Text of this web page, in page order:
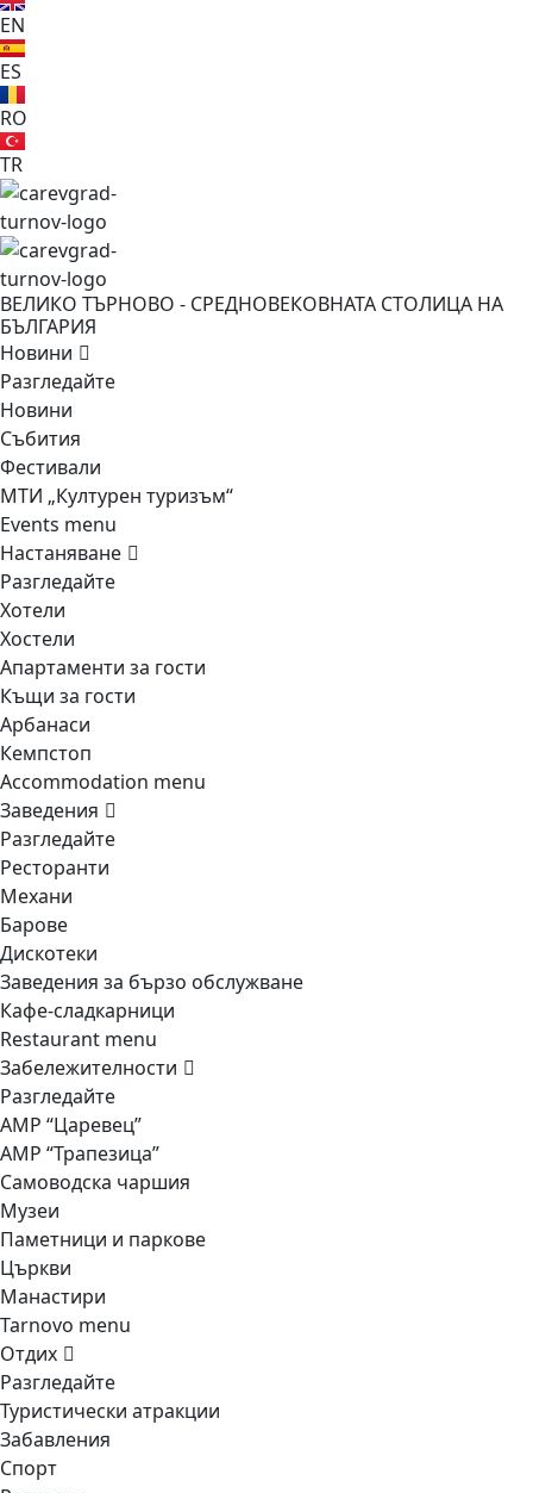
EN
ES
RO
TR
ВЕЛИКО ТЪРНОВО - СРЕДНОВЕКОВНАТА СТОЛИЦА НА
БЪЛГАРИЯ
Новини
Разгледайте
Новини
Събития
Фестивали
МТИ „Културен туризъм“
Events menu
Настаняване
Разгледайте
Хотели
Хостели
Апартаменти за гости
Къщи за гости
Арбанаси
Кемпстоп
Accommodation menu
Заведения
Разгледайте
Ресторанти
Механи
Барове
Дискотеки
Заведения за бързо обслужване
Кафе-сладкарници
Restaurant menu
Забележителности
Разгледайте
АМР “Царевец”
АМР “Трапезица”
Самоводска чаршия
Музеи
Паметници и паркове
Църкви
Манастири
Tarnovo menu
Отдих
Разгледайте
Туристически атракции
Забавления
Спорт